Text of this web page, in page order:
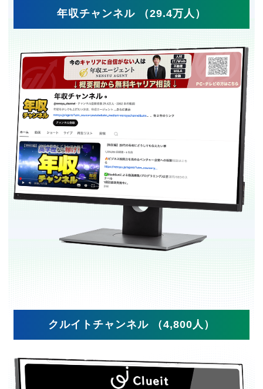
年収チャンネル （29.4万人）
クルイトチャンネル （4,800人）